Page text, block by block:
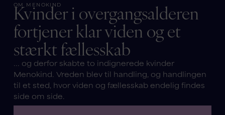
OM MENOKIND
Kvinder i overgangsalderen
fortjener klar viden og et
stærkt fællesskab
... og derfor skabte to indignerede kvinder
Menokind. Vreden blev til handling, og handlingen
til et sted, hvor viden og fællesskab endelig findes
side om side.